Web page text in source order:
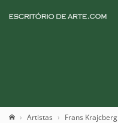
Artistas Frans Krajcberg